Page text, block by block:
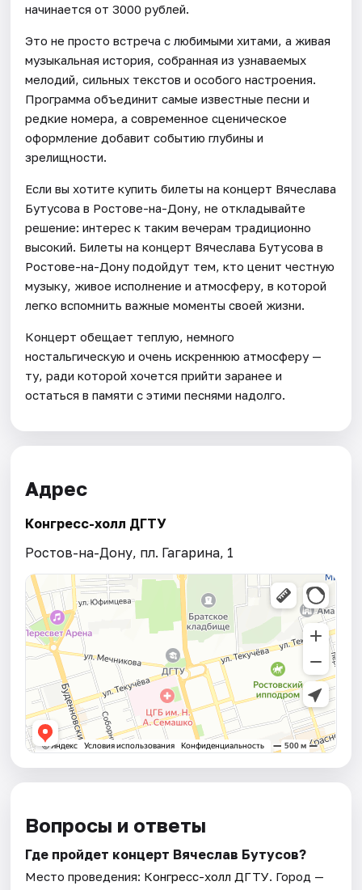
начинается от 3000 рублей.
Это не просто встреча с любимыми хитами, а живая
музыкальная история, собранная из узнаваемых
мелодий, сильных текстов и особого настроения.
Программа объединит самые известные песни и
редкие номера, а современное сценическое
оформление добавит событию глубины и
зрелищности.
Если вы хотите купить билеты на концерт Вячеслава
Бутусова в Ростове-на-Дону, не откладывайте
решение: интерес к таким вечерам традиционно
высокий. Билеты на концерт Вячеслава Бутусова в
Ростове-на-Дону подойдут тем, кто ценит честную
музыку, живое исполнение и атмосферу, в которой
легко вспомнить важные моменты своей жизни.
Концерт обещает теплую, немного
ностальгическую и очень искреннюю атмосферу —
ту, ради которой хочется прийти заранее и
остаться в памяти с этими песнями надолго.
Адрес
Конгресс-холл ДГТУ
Ростов-на-Дону, пл. Гагарина, 1
Вопросы и ответы
Где пройдет концерт Вячеслав Бутусов?
Место проведения: Конгресс-холл ДГТУ. Город —